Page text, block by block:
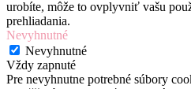
urobíte, môže to ovplyvniť vašu
prehliadania.
Nevyhnutné
Nevyhnutné
Vždy zapnuté
Pre nevyhnutne potrebné súbory